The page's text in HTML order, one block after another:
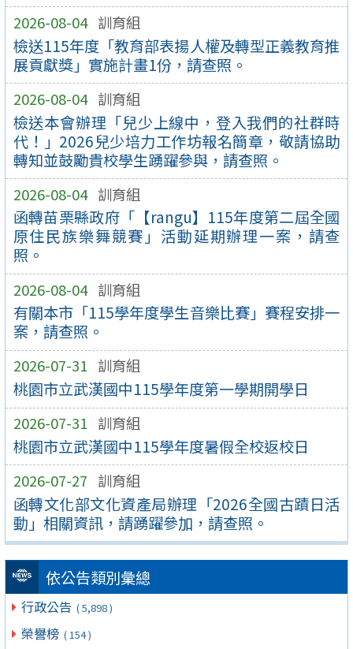
2026-08-04 訓育組
檢送115年度「教育部表揚人權及轉型正義教育推
展貢獻獎」實施計畫1份，請查照。
2026-08-04 訓育組
檢送本會辦理「兒少上線中，登入我們的社群時
代！」2026兒少培力工作坊報名簡章，敬請協助
轉知並鼓勵貴校學生踴躍參與，請查照。
2026-08-04 訓育組
函轉苗栗縣政府「【rangu】115年度第二屆全國
原住民族樂舞競賽」活動延期辦理一案，請查
照。
2026-08-04 訓育組
有關本市「115學年度學生音樂比賽」賽程安排一
案，請查照。
2026-07-31 訓育組
桃園市立武漢國中115學年度第一學期開學日
2026-07-31 訓育組
桃園市立武漢國中115學年度暑假全校返校日
2026-07-27 訓育組
函轉文化部文化資產局辦理「2026全國古蹟日活
動」相關資訊，請踴躍參加，請查照。
依公告類別彙總
行政公告 ( 5,898 )
榮譽榜 ( 154 )